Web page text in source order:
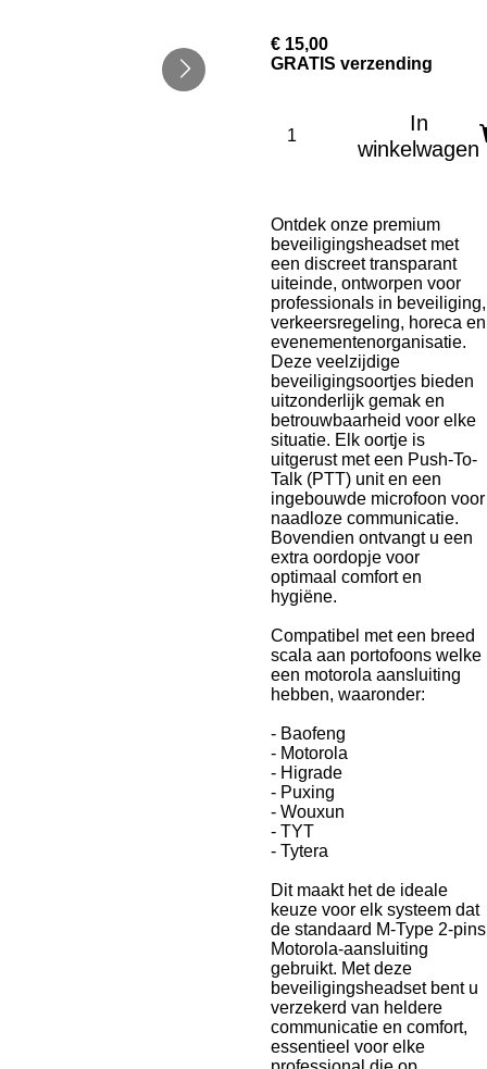
€ 15,00
GRATIS verzending
In
winkelwagen
Ontdek onze premium
beveiligingsheadset met
een discreet transparant
uiteinde, ontworpen voor
professionals in beveiliging,
verkeersregeling, horeca en
evenementenorganisatie.
Deze veelzijdige
beveiligingsoortjes bieden
uitzonderlijk gemak en
betrouwbaarheid voor elke
situatie. Elk oortje is
uitgerust met een Push-To-
Talk (PTT) unit en een
ingebouwde microfoon voor
naadloze communicatie.
Bovendien ontvangt u een
extra oordopje voor
optimaal comfort en
hygiëne.
Compatibel met een breed
scala aan portofoons welke
een motorola aansluiting
hebben, waaronder:
- Baofeng
- Motorola
- Higrade
- Puxing
- Wouxun
- TYT
- Tytera
Dit maakt het de ideale
keuze voor elk systeem dat
de standaard M-Type 2-pins
Motorola-aansluiting
gebruikt. Met deze
beveiligingsheadset bent u
verzekerd van heldere
communicatie en comfort,
essentieel voor elke